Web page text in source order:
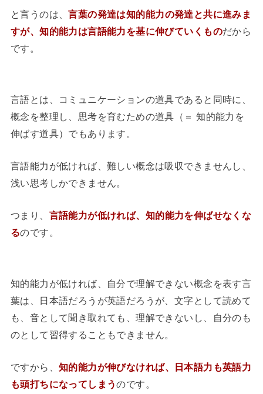
と言うのは、言葉の発達は知的能力の発達と共に進みま
すが、知的能力は言語能力を基に伸びていくものだから
です。
言語とは、コミュニケーションの道具であると同時に、
概念を整理し、思考を育むための道具（＝ 知的能力を
伸ばす道具）でもあります。
言語能力が低ければ、難しい概念は吸収できませんし、
浅い思考しかできません。
つまり、 言語能力が低ければ、知的能力を伸ばせなくな
るのです。
知的能力が低ければ、自分で理解できない概念を表す言
葉は、日本語だろうが英語だろうが、文字として読めて
も、音として聞き取れても、理解できないし、自分のも
のとして習得することもできません。
ですから、 知的能力が伸びなければ、日本語力も英語力
も頭打ちになってしまうのです。